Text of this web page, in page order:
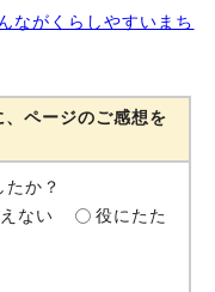
ながくらしやすいまち
ページのご感想を
か？
ない
役にたた